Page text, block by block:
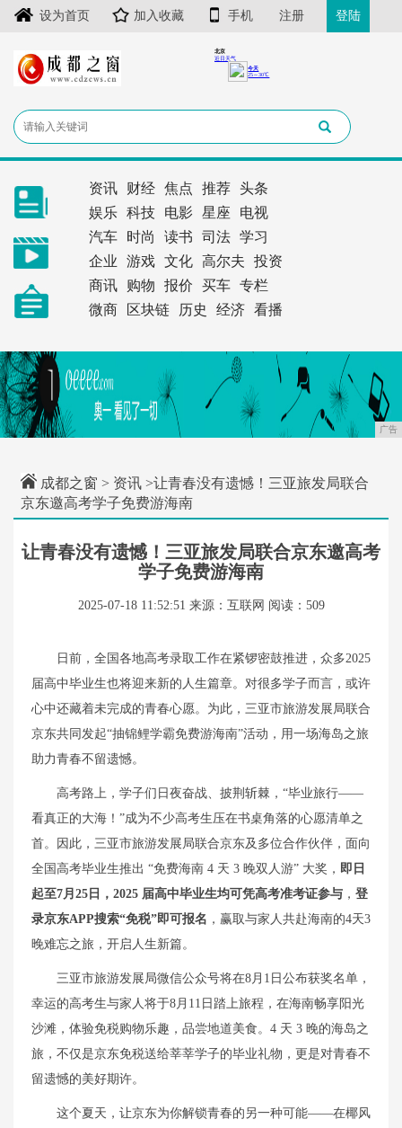
设为首页 加入收藏 手机 注册 登陆
资讯 财经 焦点 推荐
头条
娱乐
科技 电影 星座
电视
汽车
时尚 读书 司法
学习
企业
游戏 文化 高尔夫
投资
商讯
购物 报价 买车
专栏
微商
区块链 历史 经济 看播
广告
成都之窗 > 资讯 >让青春没有遗憾！三亚旅发局联合
京东邀高考学子免费游海南
让青春没有遗憾！三亚旅发局联合京东邀高考
学子免费游海南
2025-07-18 11:52:51 来源：互联网 阅读：509
日前，全国各地高考录取工作在紧锣密鼓推进，众多2025
届高中毕业生也将迎来新的人生篇章。对很多学子而言，或许
心中还藏着未完成的青春心愿。为此，三亚市旅游发展局联合
京东共同发起“抽锦鲤学霸免费游海南”活动，用一场海岛之旅
助力青春不留遗憾。
高考路上，学子们日夜奋战、披荆斩棘，“毕业旅行——
看真正的大海！”成为不少高考生压在书桌角落的心愿清单之
首。因此，三亚市旅游发展局联合京东及多位合作伙伴，面向
全国高考毕业生推出 “免费海南 4 天 3 晚双人游” 大奖， 即日
起至7月25日，2025 届高中毕业生均可凭高考准考证参与 ， 登
录京东APP搜索“免税”即可报名 ，赢取与家人共赴海南的4天3
晚难忘之旅，开启人生新篇。
三亚市旅游发展局微信公众号将在8月1日公布获奖名单，
幸运的高考生与家人将于8月11日踏上旅程，在海南畅享阳光
沙滩，体验免税购物乐趣，品尝地道美食。4 天 3 晚的海岛之
旅，不仅是京东免税送给莘莘学子的毕业礼物，更是对青春不
留遗憾的美好期许。
这个夏天，让京东为你解锁青春的另一种可能——在椰风